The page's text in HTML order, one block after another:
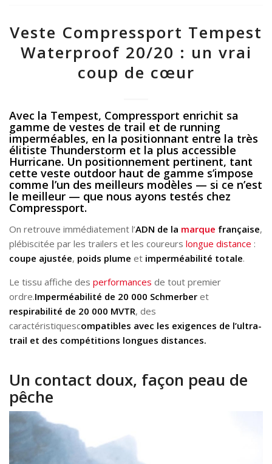
Veste Compressport Tempest
Waterproof 20/20 : un vrai
coup de cœur
Avec la Tempest, Compressport enrichit sa
gamme de vestes de trail et de running
imperméables, en la positionnant entre la très
élitiste Thunderstorm et la plus accessible
Hurricane. Un positionnement pertinent, tant
cette veste outdoor haut de gamme s’impose
comme l’un des meilleurs modèles — si ce n’est
le meilleur — que nous ayons testés chez
Compressport.
On retrouve immédiatement l’ADN de la marque française,
plébiscitée par les trailers et les coureurs longue distance :
coupe ajustée, poids plume et imperméabilité totale.
Le tissu affiche des performances de tout premier
ordre.Imperméabilité de 20 000 Schmerber et
respirabilité de 20 000 MVTR, des
caractéristiquescompatibles avec les exigences de l’ultra-
trail et des compétitions longues distances.
Un contact doux, façon peau de
pêche